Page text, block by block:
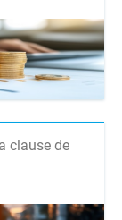
clause de